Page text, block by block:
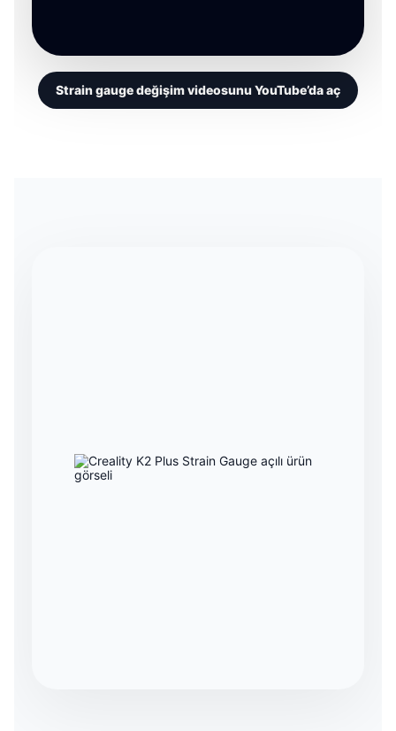
Strain gauge değişim videosunu YouTube’da aç